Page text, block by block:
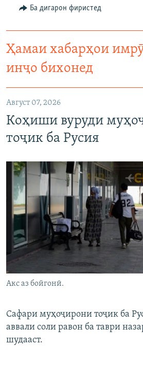
Ба дигарон фиристед
Ҳамаи хабарҳои
инҷо бихонед
Август 07, 2026
Коҳиши вуруди
тоҷик ба Русия
Акс аз бойгонӣ.
Сафари муҳоҷирони тоҷик ба
аввали соли равон ба таври
шудааст.